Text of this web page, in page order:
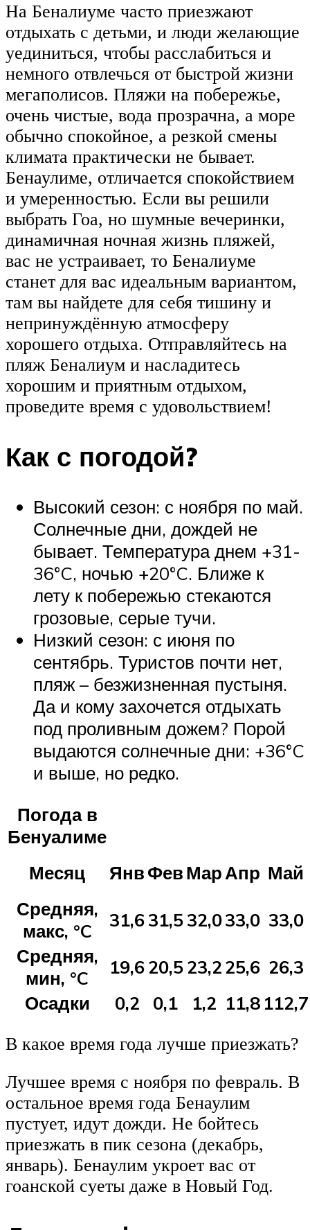
На Беналиуме часто приезжают
отдыхать с детьми, и люди желающие
уединиться, чтобы расслабиться и
немного отвлечься от быстрой жизни
мегаполисов. Пляжи на побережье,
очень чистые, вода прозрачна, а море
обычно спокойное, а резкой смены
климата практически не бывает.
Бенаулиме, отличается спокойствием
и умеренностью. Если вы решили
выбрать Гоа, но шумные вечеринки,
динамичная ночная жизнь пляжей,
вас не устраивает, то Беналиуме
станет для вас идеальным вариантом,
там вы найдете для себя тишину и
непринуждённую атмосферу
хорошего отдыха. Отправляйтесь на
пляж Беналиум и насладитесь
хорошим и приятным отдыхом,
проведите время с удовольствием!
Как с погодой?
Высокий сезон: с ноября по май.
Солнечные дни, дождей не
бывает. Температура днем +31-
36°C, ночью +20°C. Ближе к
лету к побережью стекаются
грозовые, серые тучи.
Низкий сезон: с июня по
сентябрь. Туристов почти нет,
пляж – безжизненная пустыня.
Да и кому захочется отдыхать
под проливным дожем? Порой
выдаются солнечные дни: +36°C
и выше, но редко.
Погода в
Бенуалиме
Месяц
ЯнвФевМарАпр Май
Средняя,
макс, °C
31,631,5 32,033,0 33,0
Средняя,
мин, °C
19,620,5 23,225,6 26,3
Осадки
0,2 0,1 1,2 11,8 112,7
В какое время года лучше приезжать?
Лучшее время с ноября по февраль. В
остальное время года Бенаулим
пустует, идут дожди. Не бойтесь
приезжать в пик сезона (декабрь,
январь). Бенаулим укроет вас от
гоанской суеты даже в Новый Год.